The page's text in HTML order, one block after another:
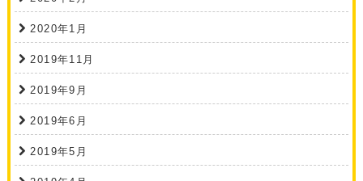
2020年1月
2019年11月
2019年9月
2019年6月
2019年5月